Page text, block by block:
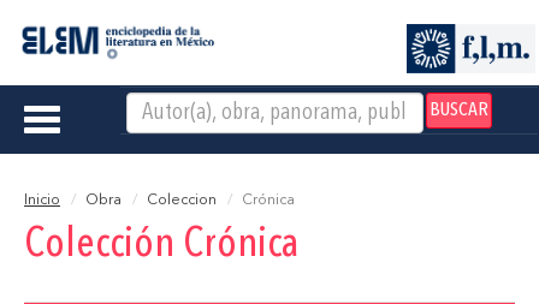
BUSCAR
Toggle
Inicio Obra Coleccion Crónica
Colección Crónica